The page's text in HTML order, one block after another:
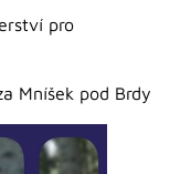
pro
Mníšek pod Brdy